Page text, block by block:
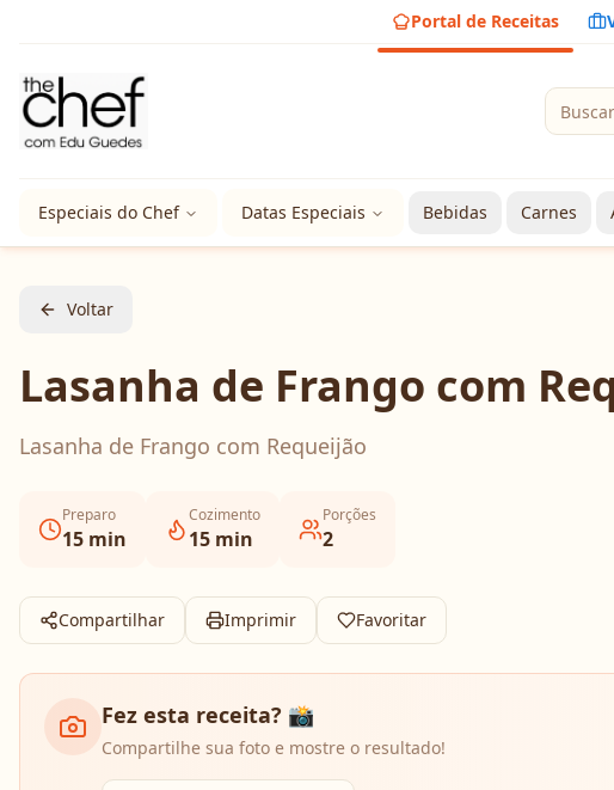
Portal de Receitas
Especiais do Chef Datas Especiais Bebidas Carnes
Voltar
Lasanha de Frango com
Lasanha de Frango com Requeijão
Preparo
15 min
Cozimento
15 min
Porções
2
Compartilhar Imprimir Favoritar
Fez esta receita? 📸
Compartilhe sua foto e mostre o resultado!